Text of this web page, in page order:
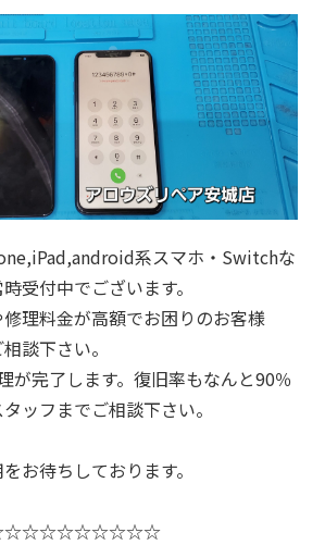
系スマホ・Switchな
受付中でございます。
理料金が高額でお困りのお客様
談下さい。
が完了します。復旧率もなんと90％
ッフまでご相談下さい。
お待ちしております。